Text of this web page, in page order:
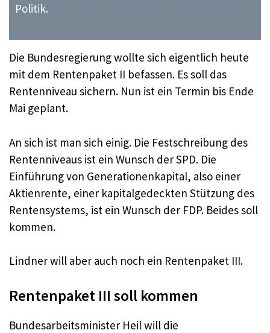
Politik.
Die Bundesregierung wollte sich eigentlich heute
mit dem Rentenpaket II befassen. Es soll das
Rentenniveau sichern. Nun ist ein Termin bis Ende
Mai geplant.
An sich ist man sich einig. Die Festschreibung des
Rentenniveaus ist ein Wunsch der SPD. Die
Einführung von Generationenkapital, also einer
Aktienrente, einer kapitalgedeckten Stützung des
Rentensystems, ist ein Wunsch der FDP. Beides soll
kommen.
Lindner will aber auch noch ein Rentenpaket III.
Rentenpaket III soll kommen
Bundesarbeitsminister Heil will die